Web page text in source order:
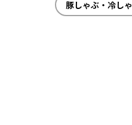
豚しゃぶ・冷し